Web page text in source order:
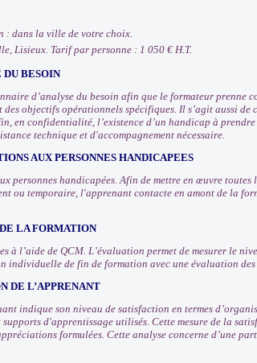
: dans la ville de votre choix.
Lisieux. Tarif par personne : 1 050 € H.T.
BESOIN
d’analyse du besoin afin que le formateur prenne
des objectifs opérationnels spécifiques. Il s’agit aussi
en confidentialité, l’existence d’un handicap à
technique et d'accompagnement nécessaire.
AUX PERSONNES HANDICAPEES
personnes handicapées. Afin de mettre en œuvre
ou temporaire, l'apprenant contacte en amont de la
LA FORMATION
à l’aide de QCM. L’évaluation permet de mesurer le
individuelle de fin de formation avec une évaluation
DE L’APPRENANT
indique son niveau de satisfaction en termes
supports d'apprentissage utilisés. Cette mesure de la
formulées. Cette analyse concerne d’une